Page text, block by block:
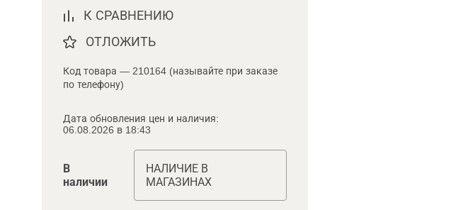
К СРАВНЕНИЮ
ОТЛОЖИТЬ
Код товара — 210164 (называйте при заказе
по телефону)
Дата обновления цен и наличия:
06.08.2026 в 18:43
В
наличии
НАЛИЧИЕ В
МАГАЗИНАХ